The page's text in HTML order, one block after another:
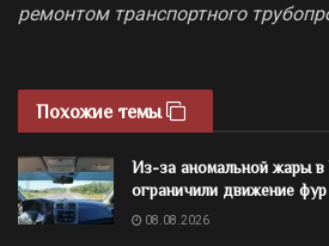
ремонтом транспортного
Похожие темы
Из-за аномальной жары в
ограничили движение фур
08.08.2026